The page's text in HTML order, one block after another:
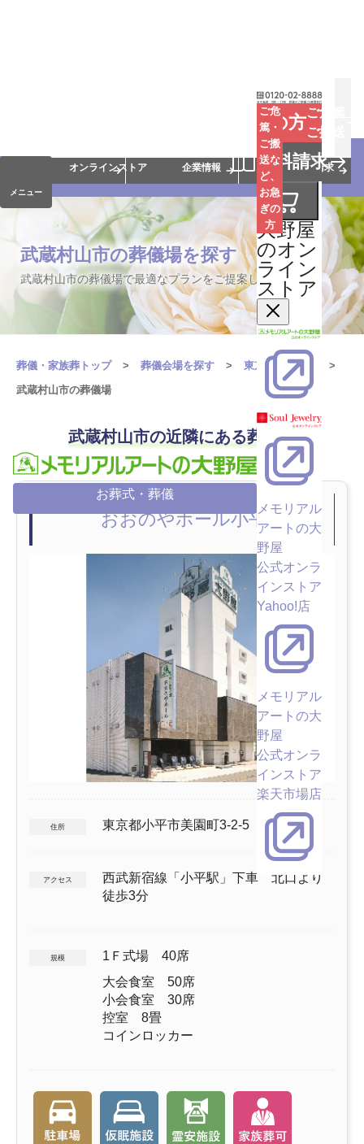
お葬式・葬儀
ご危
篤・
ご搬
送な
ど、
お急
ぎの
方
お急ぎの方ご危篤
ご搬送
資料請求
大野屋
のオン
ライン
ストア
メモリアル
アートの大
野屋
公式オンラ
インストア
Yahoo!店
メモリアル
アートの大
野屋
公式オンラ
インストア
楽天市場店
メニュー
お仏壇
会員サービス
オンラインストア
企業情報 資料請求
武蔵村山市の葬儀場を探す
武蔵村山市の葬儀場で最適なプランをご提案します。
葬儀・家族葬トップ 葬儀会場を探す
東京都の葬儀場
武蔵村山市の葬儀場
武蔵村山市の近隣にある葬儀場
おおのやホール小平
住所 東京都小平市美園町3-2-5
アクセス
西武新宿線「小平駅」下車 北口より
徒歩3分
規模
1Ｆ式場 40席
大会食室 50席
小会食室 30席
控室 8畳
コインロッカー